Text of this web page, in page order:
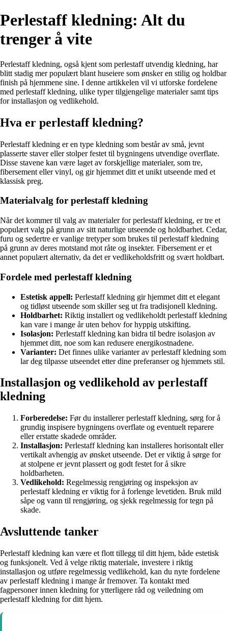
Perlestaff kledning: Alt du
trenger å vite
Perlestaff kledning, også kjent som perlestaff utvendig kledning, har
blitt stadig mer populært blant huseiere som ønsker en stilig og holdbar
finish på hjemmene sine. I denne artikkelen vil vi utforske fordelene
med perlestaff kledning, ulike typer tilgjengelige materialer samt tips
for installasjon og vedlikehold.
Hva er perlestaff kledning?
Perlestaff kledning er en type kledning som består av små, jevnt
plasserte staver eller stolper festet til bygningens utvendige overflate.
Disse stavene kan være laget av forskjellige materialer, som tre,
fibersement eller vinyl, og gir hjemmet ditt et unikt utseende med et
klassisk preg.
Materialvalg for perlestaff kledning
Når det kommer til valg av materialer for perlestaff kledning, er tre et
populært valg på grunn av sitt naturlige utseende og holdbarhet. Cedar,
furu og sedertre er vanlige tretyper som brukes til perlestaff kledning
på grunn av deres motstand mot råte og insekter. Fibersement er et
annet populært alternativ, da det er vedlikeholdsfritt og svært holdbart.
Fordele med perlestaff kledning
Estetisk appell: Perlestaff kledning gir hjemmet ditt et elegant
og tidløst utseende som skiller seg ut fra tradisjonell kledning.
Holdbarhet: Riktig installert og vedlikeholdt perlestaff kledning
kan vare i mange år uten behov for hyppig utskifting.
Isolasjon: Perlestaff kledning kan bidra til bedre isolasjon av
hjemmet ditt, noe som kan redusere energikostnadene.
Varianter: Det finnes ulike varianter av perlestaff kledning som
lar deg tilpasse utseendet etter dine preferanser og hjemmets stil.
Installasjon og vedlikehold av perlestaff
kledning
Forberedelse: Før du installerer perlestaff kledning, sørg for å
grundig inspisere bygningens overflate og eventuelt reparere
eller erstatte skadede områder.
Installasjon: Perlestaff kledning kan installeres horisontalt eller
vertikalt avhengig av ønsket utseende. Det er viktig å sørge for
at stolpene er jevnt plassert og godt festet for å sikre
holdbarheten.
Vedlikehold: Regelmessig rengjøring og inspeksjon av
perlestaff kledning er viktig for å forlenge levetiden. Bruk mild
såpe og vann til rengjøring, og sjekk regelmessig for tegn på
skade.
Avsluttende tanker
Perlestaff kledning kan være et flott tillegg til ditt hjem, både estetisk
og funksjonelt. Ved å velge riktig materiale, investere i riktig
installasjon og utføre regelmessig vedlikehold, kan du nyte fordelene
av perlestaff kledning i mange år fremover. Ta kontakt med
fagpersoner innen kledning for ytterligere råd og veiledning om
perlestaff kledning for ditt hjem.